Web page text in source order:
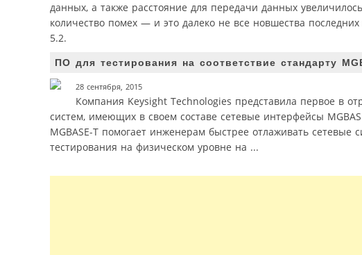
данных, а также расстояние для передачи данных
количество помех — и это далеко не все новшества
5.2.
ПО для тестирования на соответствие стандарту
28 сентября, 2015
Компания Keysight Technologies представила первое в
систем, имеющих в своем составе сетевые интерфейсы
MGBASE-T помогает инженерам быстрее отлаживать сетевые
тестирования на физическом уровне на ...